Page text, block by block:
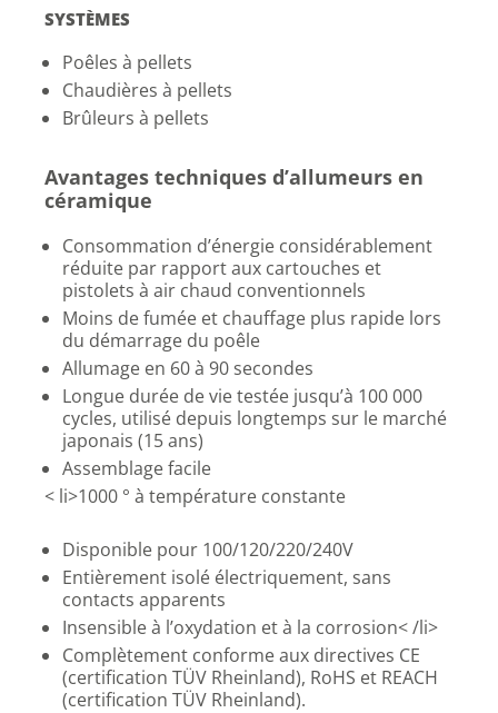
SYSTÈMES
Poêles à pellets
Chaudières à pellets
Brûleurs à pellets
Avantages techniques d’allumeurs en
céramique
Consommation d’énergie considérablement
réduite par rapport aux cartouches et
pistolets à air chaud conventionnels
Moins de fumée et chauffage plus rapide lors
du démarrage du poêle
Allumage en 60 à 90 secondes
Longue durée de vie testée jusqu’à 100 000
cycles, utilisé depuis longtemps sur le marché
japonais (15 ans)
Assemblage facile
< li>1000 ° à température constante
Disponible pour 100/120/220/240V
Entièrement isolé électriquement, sans
contacts apparents
Insensible à l’oxydation et à la corrosion< /li>
Complètement conforme aux directives CE
(certification TÜV Rheinland), RoHS et REACH
(certification TÜV Rheinland).